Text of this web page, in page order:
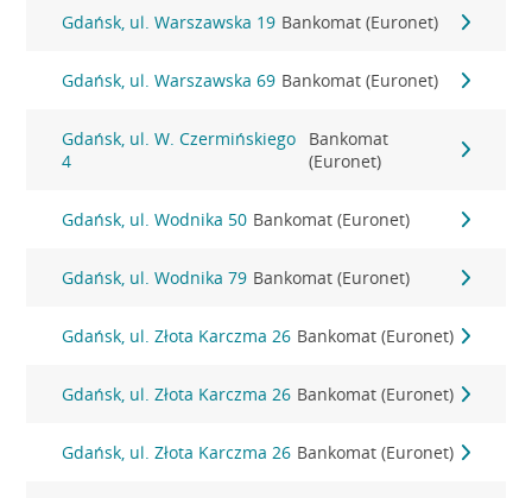
Gdańsk, ul. Warszawska 19 Bankomat (Euronet)
Gdańsk, ul. Warszawska 69 Bankomat (Euronet)
Gdańsk, ul. W. Czermińskiego
4
Bankomat
(Euronet)
Gdańsk, ul. Wodnika 50 Bankomat (Euronet)
Gdańsk, ul. Wodnika 79 Bankomat (Euronet)
Gdańsk, ul. Złota Karczma 26 Bankomat (Euronet)
Gdańsk, ul. Złota Karczma 26 Bankomat (Euronet)
Gdańsk, ul. Złota Karczma 26 Bankomat (Euronet)